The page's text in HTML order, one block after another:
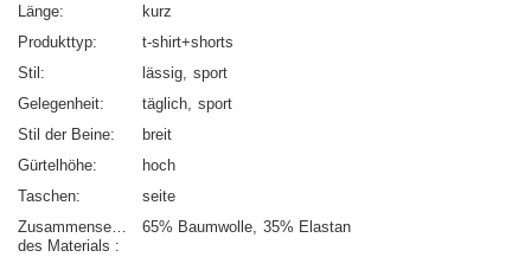
Länge
kurz
Produkttyp
t-shirt+shorts
Stil
lässig sport
Gelegenheit
täglich sport
Stil der Beine
breit
Gürtelhöhe
hoch
Taschen
seite
Zusammensetzung
des Materials
65% Baumwolle 35% Elastan